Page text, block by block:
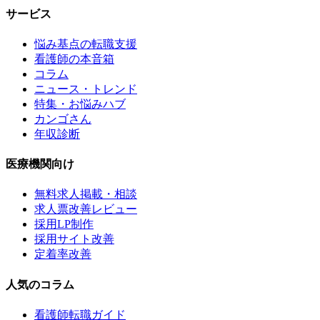
サービス
悩み基点の転職支援
看護師の本音箱
コラム
ニュース・トレンド
特集・お悩みハブ
カンゴさん
年収診断
医療機関向け
無料求人掲載・相談
求人票改善レビュー
採用LP制作
採用サイト改善
定着率改善
人気のコラム
看護師転職ガイド